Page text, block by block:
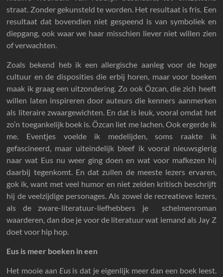
straat. Zonder gekunsteld te worden. Het resultaat is fris. Een
resultaat dat bovendien niet gespeend is van symboliek en
diepgang, ook waar we haar misschien liever niet willen zien
of verwachten.
Zoals bekend heb ik een allergische aanleg voor de hoge
cultuur en de disposities die erbij horen, maar voor boeken
maak ik graag een uitzondering. Zo ook Özcan, die zich heeft
willen laten inspireren door auteurs die kenners aanmerken
als literaire zwaargewichten. En dat is leuk, vooral omdat het
zo’n toegankelijk boek is. Özcan liet me lachen. Ook ergerde ik
me. Eventjes voelde ik medelijden, soms raakte ik
gefascineerd, maar uiteindelijk bleef ik vooral nieuwsgierig
naar wat Eus nu weer ging doen en wat voor mafkezen hij
daarbij tegenkomt. En dat zullen de meeste lezers ervaren,
gok ik, want met veel humor en niet zelden kritisch beschrijft
hij de veelzijdige personages. Als zowel de recreatieve lezers,
als de zware-literatuur-liefhebbers je schelmenroman
waarderen, dan doe je voor de literatuur wat iemand als Jay Z
doet voor hip hop.
Eus is meer boeken in een
Het mooie aan Eus is dat je eigenlijk meer dan een boek leest.